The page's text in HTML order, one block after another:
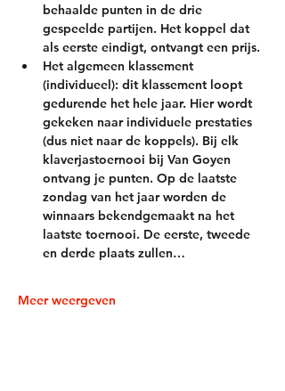
behaalde punten in de drie
gespeelde partijen. Het koppel dat
als eerste eindigt, ontvangt een prijs.
Het algemeen klassement
(individueel): dit klassement loopt
gedurende het hele jaar. Hier wordt
gekeken naar individuele prestaties
(dus niet naar de koppels). Bij elk
klaverjastoernooi bij Van Goyen
ontvang je punten. Op de laatste
zondag van het jaar worden de
winnaars bekendgemaakt na het
laatste toernooi. De eerste, tweede
en derde plaats zullen…
Meer weergeven